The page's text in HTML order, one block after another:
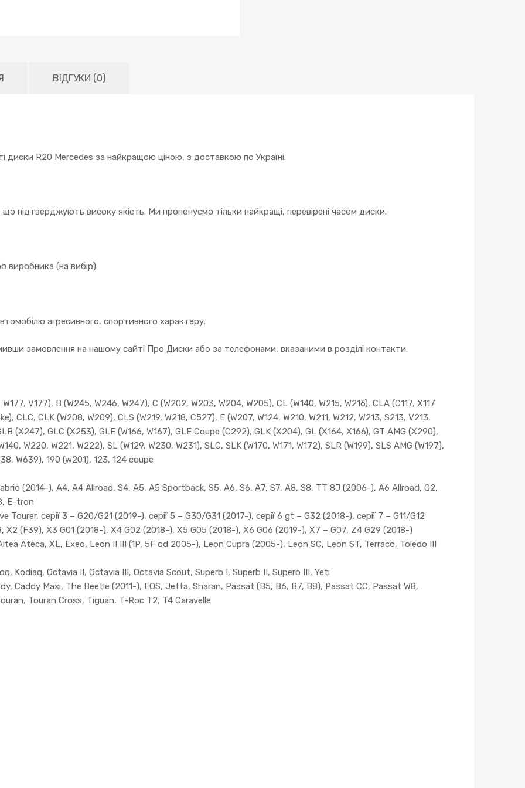
ВІДГУКИ (0)
диски R20 Mercedes за найкращою ціною, з доставкою по Україні.
підтверджують високу якість. Ми пропонуємо тільки найкращі, перевірені часом диски.
виробника (на вибір)
агресивного, спортивного характеру.
замовлення на нашому сайті Про Диски або за телефонами, вказаними в розділі контакти.
W177, V177), B (W245, W246, W247), C (W202, W203, W204, W205), CL (W140, W215, W216), CLA (C117, X117
CLC, CLK (W208, W209), CLS (W219, W218, C527), E (W207, W124, W210, W211, W212, W213, S213, V213,
(X247), GLC (X253), GLE (W166, W167), GLE Coupe (C292), GLK (X204), GL (X164, X166), GT AMG (X290),
W220, W221, W222), SL (W129, W230, W231), SLC, SLK (W170, W171, W172), SLR (W199), SLS AMG (W197),
W639), 190 (w201), 123, 124 coupe
(2014-), A4, A4 Allroad, S4, A5, A5 Sportback, S5, A6, S6, A7, S7, A8, S8, TT 8J (2006-), A6 Allroad, Q2,
E-tron
Tourer, серії 3 – G20/G21 (2019-), серії 5 – G30/G31 (2017-), серії 6 gt – G32 (2018-), серії 7 – G11/G12
X2 (F39), X3 G01 (2018-), X4 G02 (2018-), X5 G05 (2018-), X6 G06 (2019-), X7 – G07, Z4 G29 (2018-)
Ateca, XL, Exeo, Leon II III (1P, 5F od 2005-), Leon Cupra (2005-), Leon SC, Leon ST, Terraco, Toledo III
Kodiaq, Octavia II, Octavia III, Octavia Scout, Superb I, Superb II, Superb III, Yeti
Caddy Maxi, The Beetle (2011-), EOS, Jetta, Sharan, Passat (B5, B6, B7, B8), Passat CC, Passat W8,
Touran Cross, Tiguan, T-Roc T2, T4 Caravelle